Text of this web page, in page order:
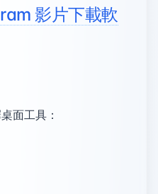
影片下載軟
面工具：